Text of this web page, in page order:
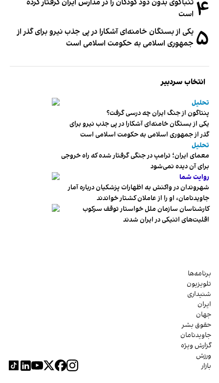
۴ تنباکوی بدون دود کودکان را در مدارس ایران گرفتار کرده
است
۵ یکی از بستگان خامنه‌ای آشکارا در پی جذب نیرو برای گذر از
جمهوری اسلامی به حکومت اسلامی است
انتخاب سردبیر
تحلیل
پنتاگون از جنگ ایران چه درسی گرفت؟
یکی از بستگان خامنه‌ای آشکارا در پی جذب نیرو برای
گذر از جمهوری اسلامی به حکومت اسلامی است
تحلیل
معمای ایران؛ ترامپ در جنگی گرفتار شده که راه خروجی
برای آن دیده نمی‌شود
روایت شما
شهروندان در واکنش به اظهارات پزشکیان درباره آمار
جاویدنامان، او را از عاملان کشتار خواندند
کارشناسان سازمان ملل خواستار توقف سرکوب
اقلیت‌های اتنیکی در ایران شدند
برنامه‌ها
تلویزیون
شنیداری
ایران
جهان
حقوق بشر
جاویدنامان
گزارش ویژه
ورزش
بازار